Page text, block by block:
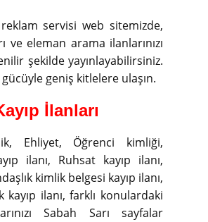
servisi web sitemizde,
ve eleman arama ilanlarınızı
şekilde yayınlayabilirsiniz.
gücüyle geniş kitlelere ulaşın.
İlanları
Ehliyet, Öğrenci kimliği,
ilanı, Ruhsat kayıp ilanı,
kimlik belgesi kayıp ilanı,
kayıp ilanı, farklı konulardaki
Sabah Sarı sayfalar